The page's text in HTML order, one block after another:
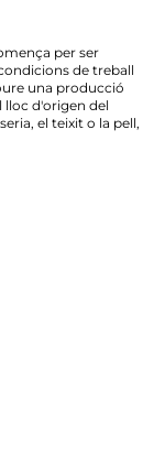
per ser
de treball
una producció
lloc d'origen del
el teixit o la pell,